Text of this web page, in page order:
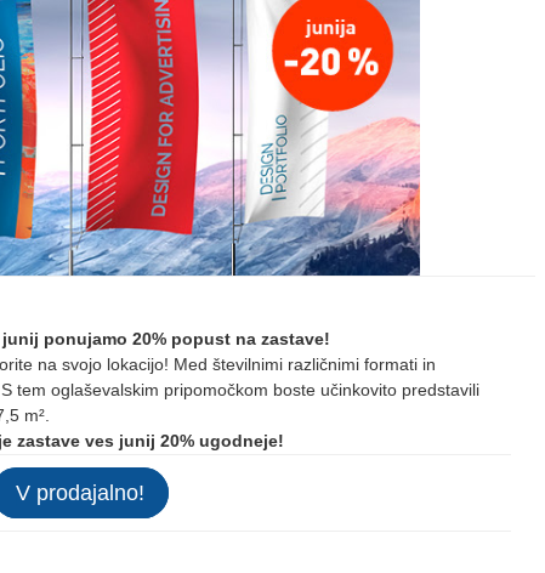
ponujamo 20% popust na zastave!
na svojo lokacijo! Med številnimi različnimi formati in
tem oglaševalskim pripomočkom boste učinkovito predstavili
m².
zastave ves junij 20% ugodneje!
V prodajalno!